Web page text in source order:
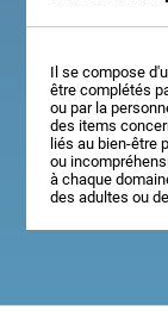
Il se compose
être complétés
ou par la
des items
liés au bien-être
ou
à chaque
des adultes ou